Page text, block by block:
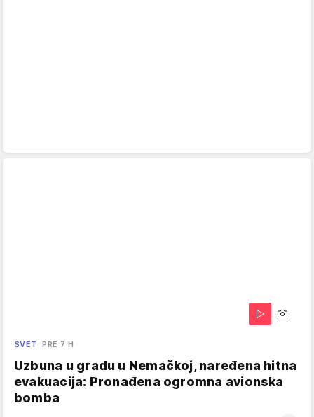
SVET PRE 7 H
Uzbuna u gradu u Nemačkoj, naređena hitna
evakuacija: Pronađena ogromna avionska
bomba